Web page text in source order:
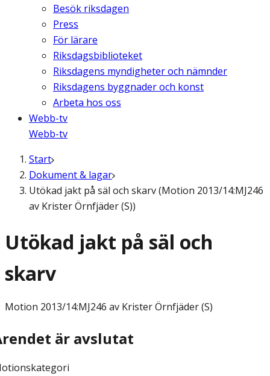
Besök riksdagen
Press
För lärare
Riksdagsbiblioteket
Riksdagens myndigheter och nämnder
Riksdagens byggnader och konst
Arbeta hos oss
Webb-tv
Webb-tv
Start
Dokument & lagar
Utökad jakt på säl och skarv (Motion 2013/14:MJ246
av Krister Örnfjäder (S))
Utökad jakt på säl och
skarv
Motion 2013/14:MJ246 av Krister Örnfjäder (S)
är avslutat